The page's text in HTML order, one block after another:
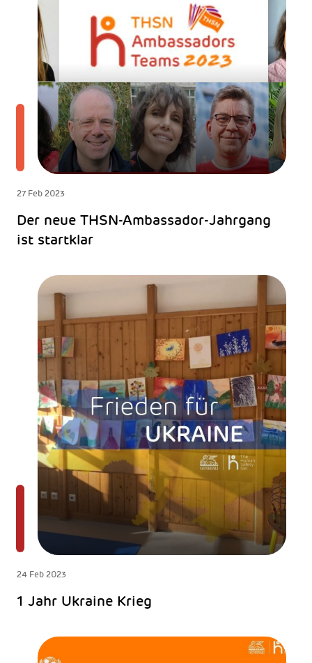
27 Feb 2023
Der neue THSN-Ambassador-Jahrgang
ist startklar
24 Feb 2023
1 Jahr Ukraine Krieg